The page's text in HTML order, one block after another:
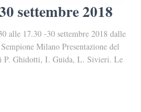
settembre 2018
alle 17.30 -30 settembre 2018 dalle
Milano Presentazione del
P. Ghidotti, I. Guida, L. Sivieri. Le